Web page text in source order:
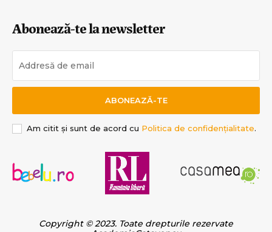
Abonează-te la newsletter
ABONEAZĂ-TE
Am citit și sunt de acord cu Politica de confidențialitate.
Copyright © 2023. Toate drepturile rezervate